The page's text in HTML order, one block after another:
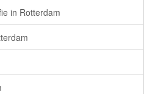
in Rotterdam